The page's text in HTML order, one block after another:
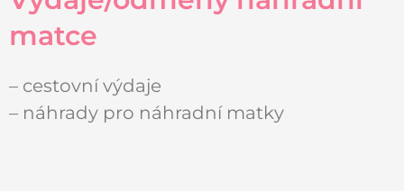
matce
– cestovní výdaje
– náhrady pro náhradní matky